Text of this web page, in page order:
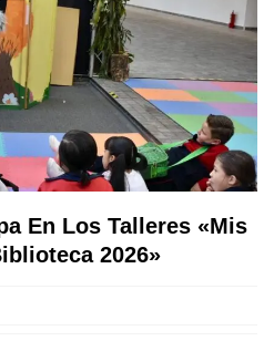
En Los Talleres «Mis
2026»